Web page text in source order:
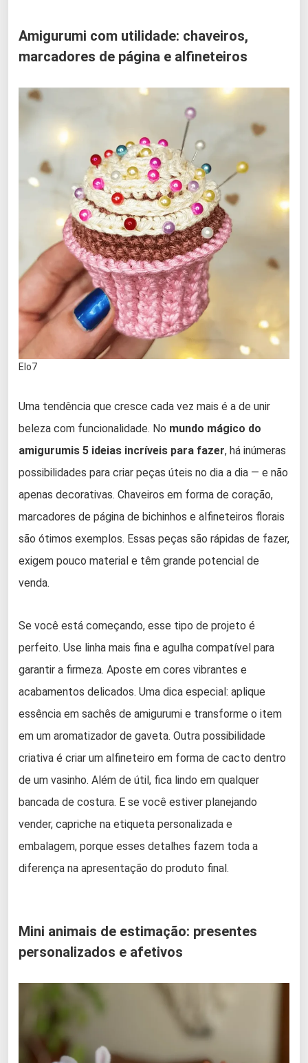
Amigurumi com utilidade: chaveiros,
marcadores de página e alfineteiros
Elo7
Uma tendência que cresce cada vez mais é a de unir
beleza com funcionalidade. No mundo mágico do
amigurumis 5 ideias incríveis para fazer, há inúmeras
possibilidades para criar peças úteis no dia a dia — e não
apenas decorativas. Chaveiros em forma de coração,
marcadores de página de bichinhos e alfineteiros florais
são ótimos exemplos. Essas peças são rápidas de fazer,
exigem pouco material e têm grande potencial de
venda.
Se você está começando, esse tipo de projeto é
perfeito. Use linha mais fina e agulha compatível para
garantir a firmeza. Aposte em cores vibrantes e
acabamentos delicados. Uma dica especial: aplique
essência em sachês de amigurumi e transforme o item
em um aromatizador de gaveta. Outra possibilidade
criativa é criar um alfineteiro em forma de cacto dentro
de um vasinho. Além de útil, fica lindo em qualquer
bancada de costura. E se você estiver planejando
vender, capriche na etiqueta personalizada e
embalagem, porque esses detalhes fazem toda a
diferença na apresentação do produto final.
Mini animais de estimação: presentes
personalizados e afetivos